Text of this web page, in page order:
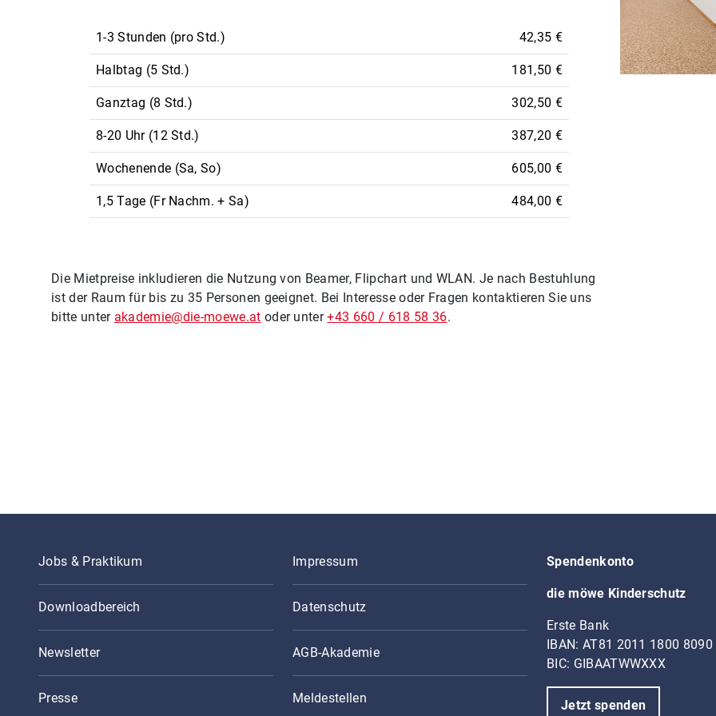
1-3 Stunden (pro Std.) 42,35 €
Halbtag (5 Std.) 181,50 €
Ganztag (8 Std.) 302,50 €
8-20 Uhr (12 Std.) 387,20 €
Wochenende (Sa, So) 605,00 €
1,5 Tage (Fr Nachm. + Sa) 484,00 €
Die Mietpreise inkludieren die Nutzung von Beamer, Flipchart und WLAN. Je nach Bestuhlung
ist der Raum für bis zu 35 Personen geeignet. Bei Interesse oder Fragen kontaktieren Sie uns
bitte unter akademie@die-moewe.at oder unter+43 660 / 618 58 36.
Jobs & Praktikum
Downloadbereich
Newsletter
Presse
Impressum
Datenschutz
AGB-Akademie
Meldestellen
Spendenkonto
die möwe Kinderschutz
Erste Bank
IBAN: AT81 2011 1800
BIC: GIBAATWWXXX
Jetzt spenden